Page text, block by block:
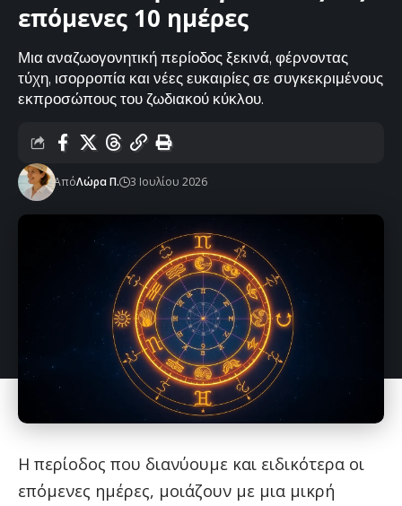
επόμενες 10 ημέρες
Μια αναζωογονητική περίοδος ξεκινά, φέρνοντας
τύχη, ισορροπία και νέες ευκαιρίες σε συγκεκριμένους
εκπροσώπους του ζωδιακού κύκλου.
ΑπόΛώρα Π. 3 Ιουλίου 2026
Η περίοδος που διανύουμε και ειδικότερα οι
επόμενες ημέρες, μοιάζουν με μια μικρή